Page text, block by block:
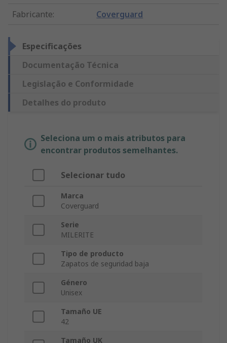
Fabricante: Coverguard
Especificações
Documentação Técnica
Legislação e Conformidade
Detalhes do produto
Seleciona um o mais atributos para
encontrar produtos semelhantes.
Selecionar tudo
Marca
Coverguard
Serie
MILERITE
Tipo de producto
Zapatos de seguridad baja
Género
Unisex
Tamaño UE
42
Tamaño UK